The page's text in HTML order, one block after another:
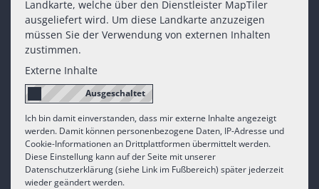
Landkarte, welche über den Dienstleister MapTiler
ausgeliefert wird. Um diese Landkarte anzuzeigen
müssen Sie der Verwendung von externen Inhalten
zustimmen.
Externe Inhalte
Ich bin damit einverstanden, dass mir externe Inhalte angezeigt
werden. Damit können personenbezogene Daten, IP-Adresse und
Cookie-Informationen an Drittplattformen übermittelt werden.
Diese Einstellung kann auf der Seite mit unserer
Datenschutzerklärung (siehe Link im Fußbereich) später jederzeit
wieder geändert werden.